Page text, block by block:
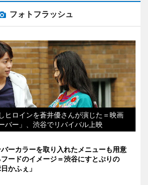
フォトフラッシュ
ヒロインを蒼井優さんが演じた＝映画
バー」、渋谷でリバイバル上映
バーカラーを取り入れたメニューも用意
ードのイメージ＝渋谷にすとぷりの
日かふぇ」